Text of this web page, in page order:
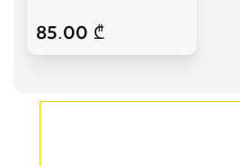
85.00 ₾